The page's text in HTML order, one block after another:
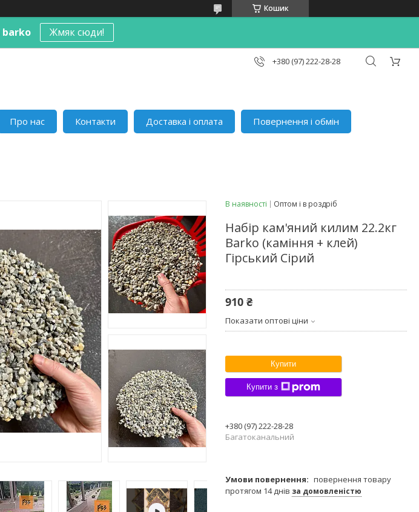
Кошик
barko Жмяк сюди!
+380 (97) 222-28-28
Про нас Контакти Доставка і оплата Повернення і обмін
В наявності Оптом і в роздріб
Набір кам'яний килим 22.2кг
Barko (каміння + клей)
Гірський Сірий
910 ₴
Показати оптові ціни
Купити
Купити з
+380 (97) 222-28-28
Багатоканальний
повернення товару
протягом 14 днів за домовленістю